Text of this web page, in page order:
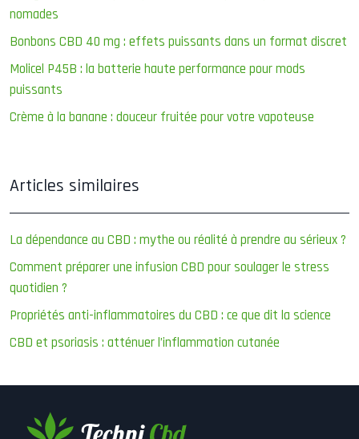
nomades
Bonbons CBD 40 mg : effets puissants dans un format discret
Molicel P45B : la batterie haute performance pour mods
puissants
Crème à la banane : douceur fruitée pour votre vapoteuse
Articles similaires
La dépendance au CBD : mythe ou réalité à prendre au sérieux ?
Comment préparer une infusion CBD pour soulager le stress
quotidien ?
Propriétés anti-inflammatoires du CBD : ce que dit la science
CBD et psoriasis : atténuer l’inflammation cutanée